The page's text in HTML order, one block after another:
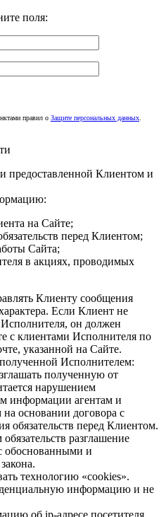
поля:
правил о Защите персональных данных
предоставленной Клиентом и
на Сайте;
перед Клиентом;
Сайта;
в акциях, проводимых
Клиенту сообщения
Если Клиент не
он должен
с клиентами Исполнителя по
указанной на Сайте.
Исполнителем:
полученную от
нарушением
информации агентам и
основании договора с
обязательств перед Клиентом.
разглашение
обоснованными и
технологию «cookies».
информацию и не
об ip-адресе посетителя